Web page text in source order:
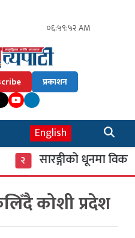
०६:५९:५३ AM
प्रकाशन
English
सारङ्गीको धूनमा विकास
कोशी प्रदेश